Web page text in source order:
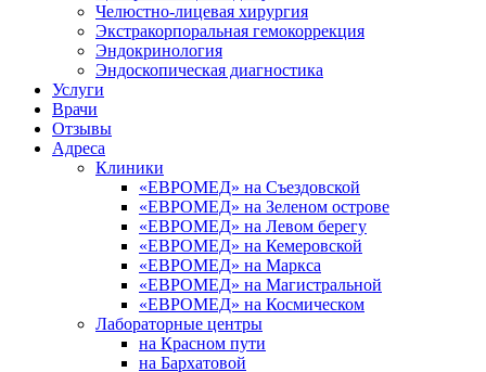
Челюстно-лицевая хирургия
Экстракорпоральная гемокоррекция
Эндокринология
Эндоскопическая диагностика
Услуги
Врачи
Отзывы
Адреса
Клиники
«ЕВРОМЕД» на Съездовской
«ЕВРОМЕД» на Зеленом острове
«ЕВРОМЕД» на Левом берегу
«ЕВРОМЕД» на Кемеровской
«ЕВРОМЕД» на Маркса
«ЕВРОМЕД» на Магистральной
«ЕВРОМЕД» на Космическом
Лабораторные центры
на Красном пути
на Бархатовой